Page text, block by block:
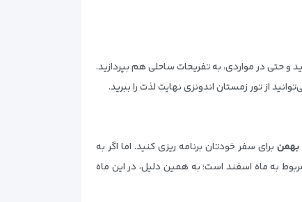
و حتی در مواردی، به تفریحات ساحلی هم بپردازید.
بهمن برای سفر خودتان برنامه ریزی کنید. اما اگر به
به ماه اسفند است؛ به همین دلیل، در این ماه